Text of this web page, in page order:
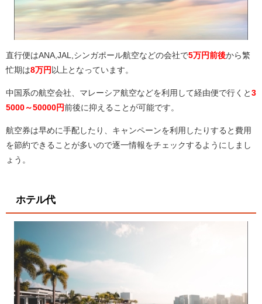
直行便はANA,JAL,シンガポール航空などの会社で5万円前後から繁
忙期は8万円 以上となっています。
中国系の航空会社、マレーシア航空などを利用して経由便で行くと 3
5000～50000円前後に抑えることが可能です。
航空券は早めに手配したり、キャンペーンを利用したりすると費用
を節約できることが多いので逐一情報をチェックするようにしまし
ょう。
ホテル代